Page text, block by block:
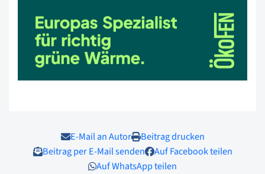
E-Mail an Autor
Beitrag drucken
Beitrag per E-Mail senden
Auf Facebook teilen
Auf WhatsApp teilen